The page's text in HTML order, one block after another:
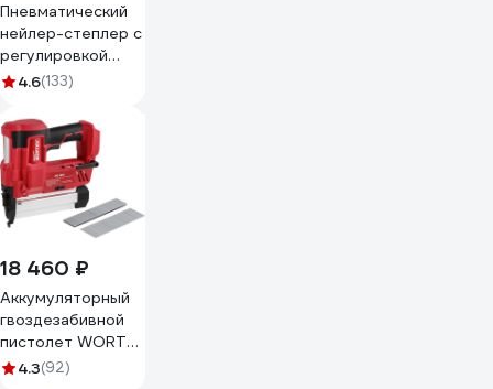
Пневматический
нейлер-степлер с
регулировкой
глубины MATRIX 3
4.6(133)
18 460 ₽
Аккумуляторный
гвоздезабивной
пистолет WORTEX
NG 1850 0311162
4.3(92)